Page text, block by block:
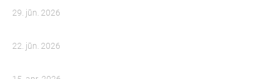
29. jūn. 2026
22. jūn. 2026